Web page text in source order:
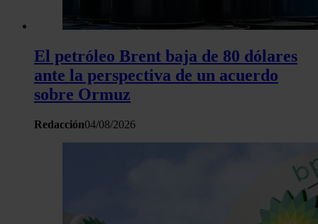
El petróleo Brent baja de 80 dólares
ante la perspectiva de un acuerdo
sobre Ormuz
Redacción04/08/2026